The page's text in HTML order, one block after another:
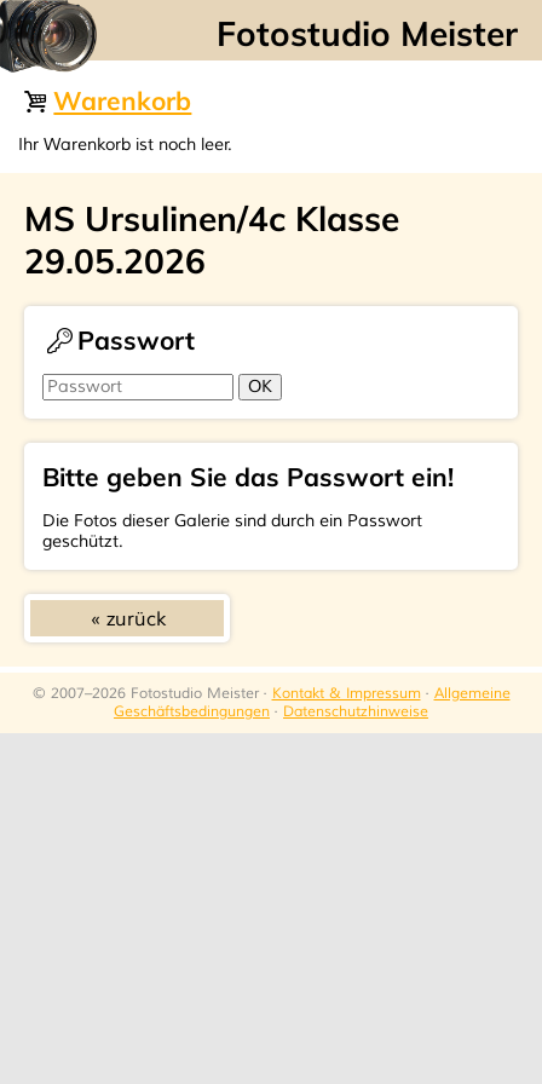
☰
Warenkorb
Ihr Warenkorb ist noch leer.
MS Ursulinen/4c Klasse
29.05.2026
Passwort
Bitte geben Sie das Passwort ein!
Die Fotos dieser Galerie sind durch ein Passwort
geschützt.
zurück
© 2007–2026 Fotostudio Meister · Kontakt & Impressum· Allgemeine
Geschäftsbedingungen · Datenschutzhinweise